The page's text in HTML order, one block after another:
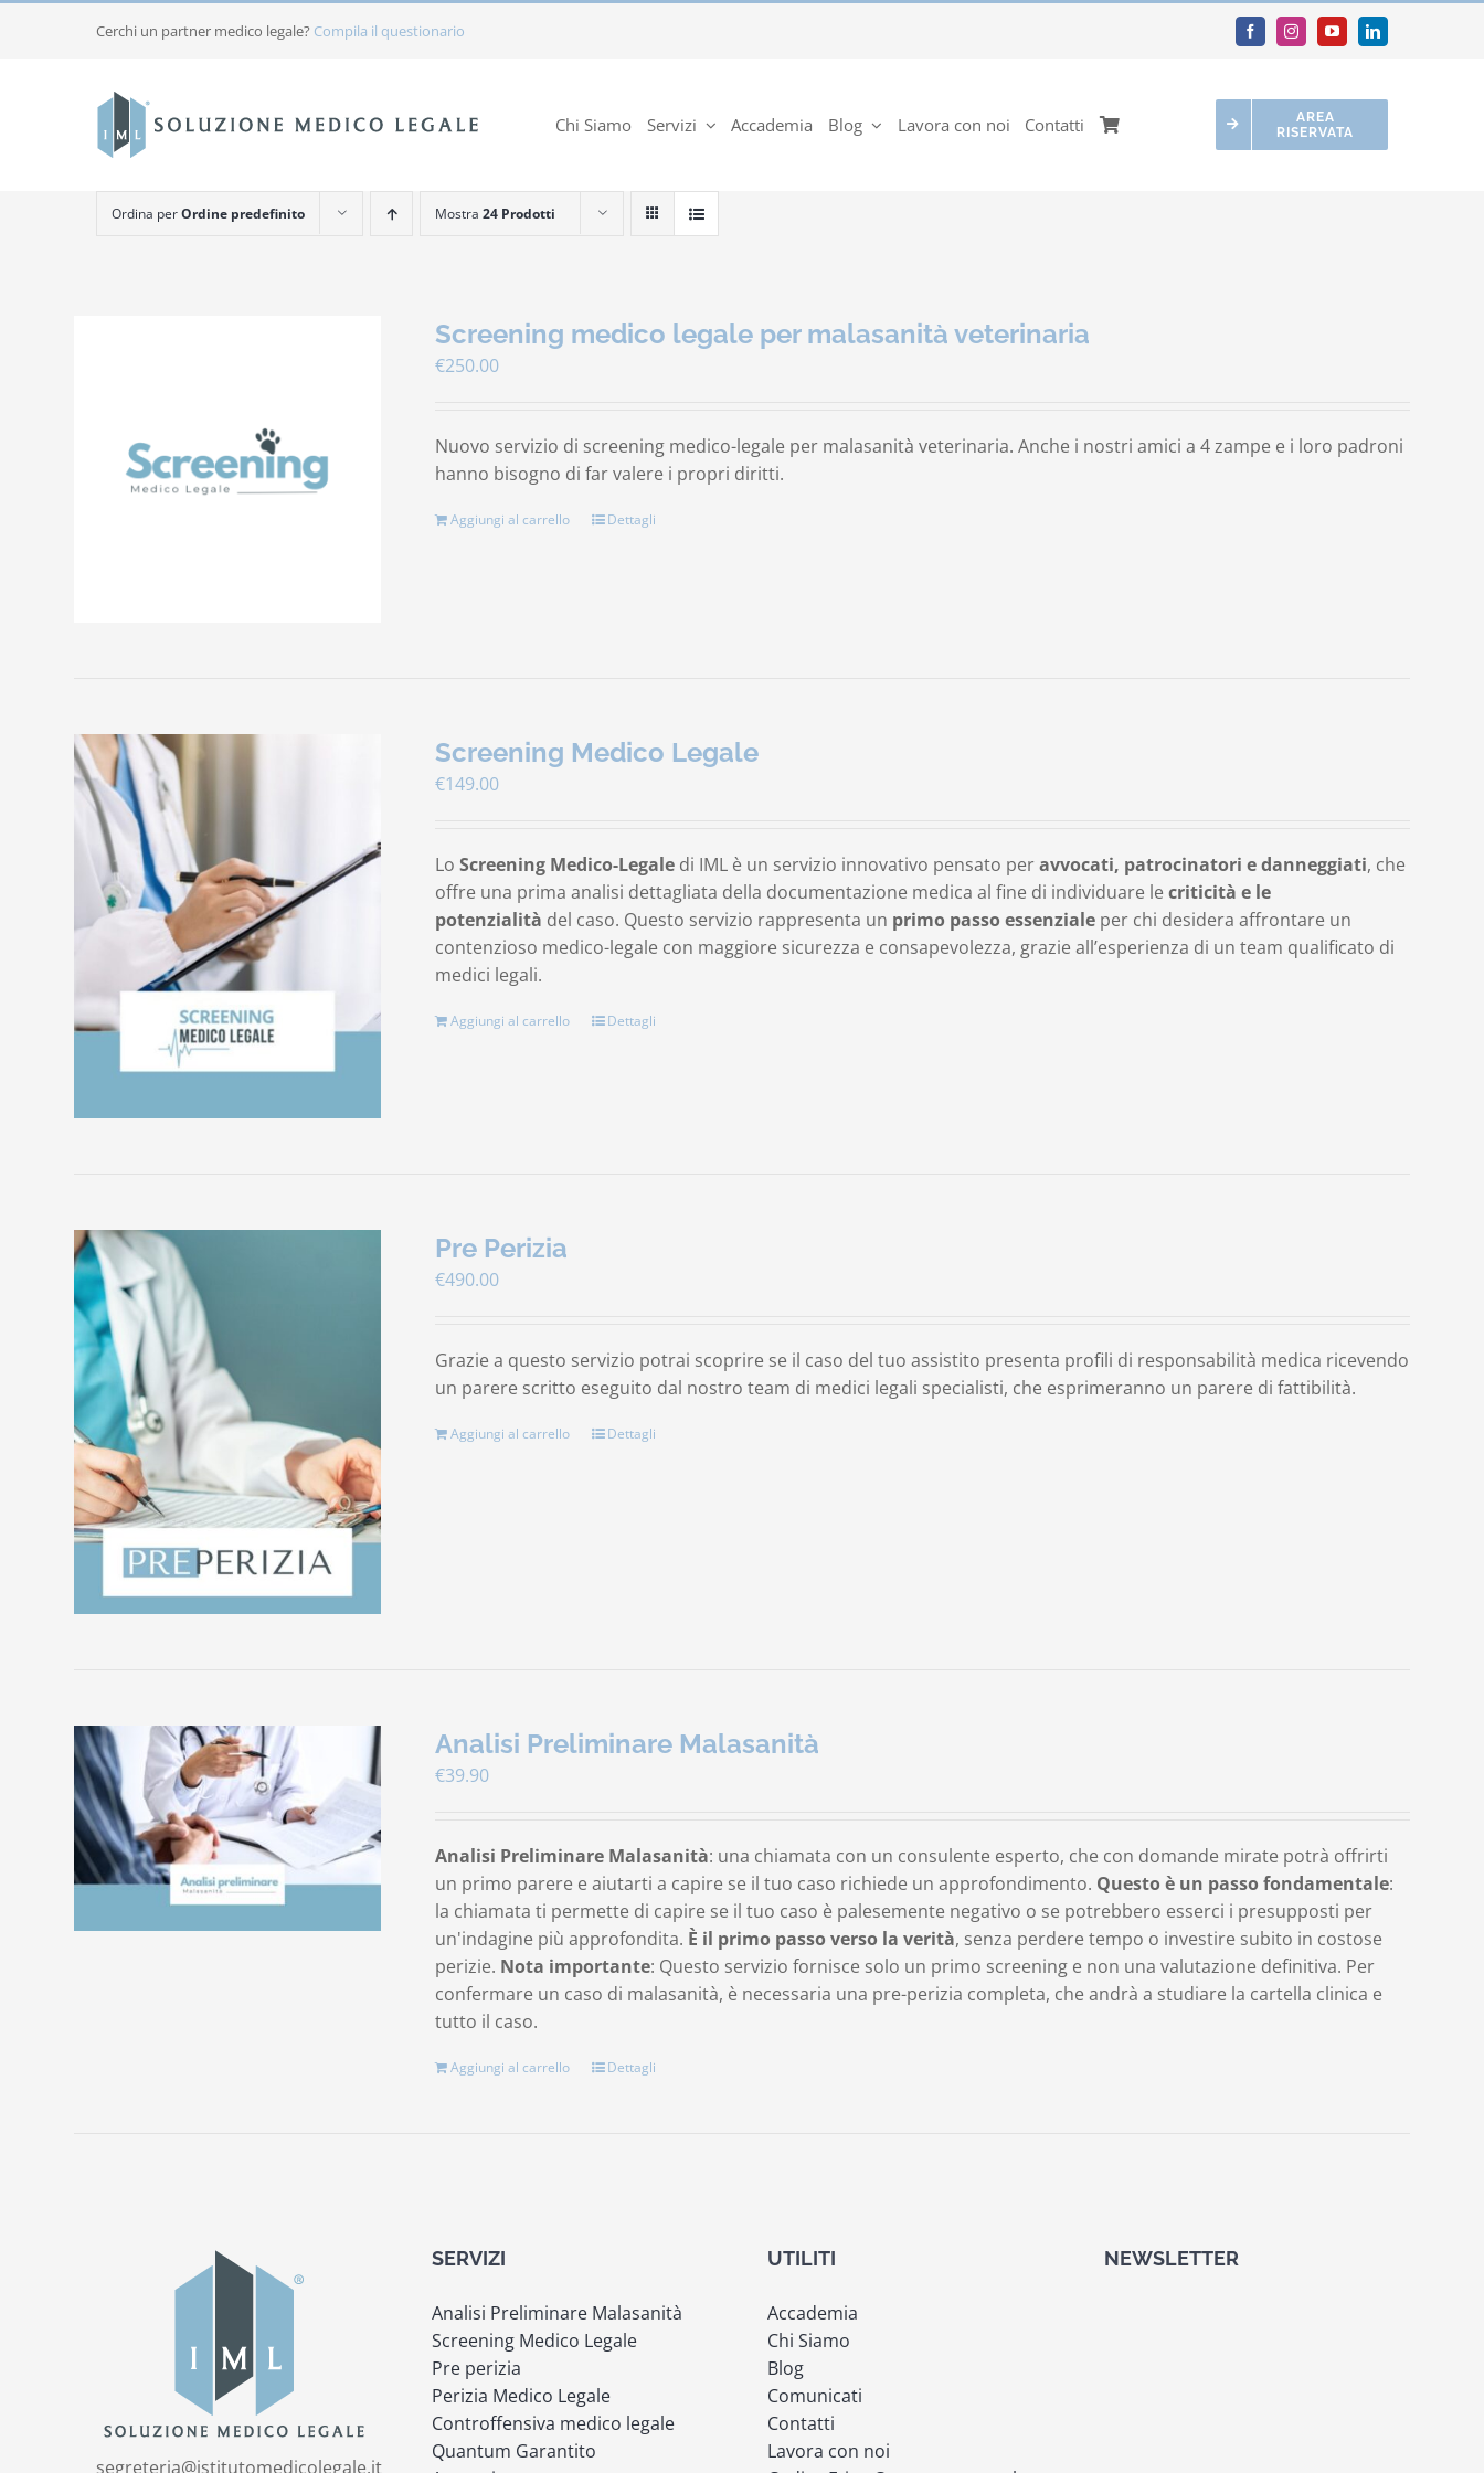
Cerchi un partner medico legale? Compila il questionario
Chi Siamo Servizi Accademia Blog Lavora con noi Contatti
AREA
RISERVATA
Ordina perOrdine predefinito Mostra 24 Prodotti
Screening medico legale per malasanità veterinaria
€250.00
Nuovo servizio di screening medico-legale per malasanità veterinaria. Anche i nostri amici a 4 zampe e i loro padroni
hanno bisogno di far valere i propri diritti.
Aggiungi al carrello Dettagli
Screening Medico Legale
€149.00
Lo Screening Medico-Legaledi IML è un servizio innovativo pensato peravvocati, patrocinatori e danneggiati, che
offre una prima analisi dettagliata della documentazione medica al fine di individuare le criticità e le
potenzialità del caso. Questo servizio rappresenta un primo passo essenzialeper chi desidera affrontare un
contenzioso medico-legale con maggiore sicurezza e consapevolezza, grazie all’esperienza di un team qualificato di
medici legali.
Aggiungi al carrello Dettagli
Pre Perizia
€490.00
Grazie a questo servizio potrai scoprire se il caso del tuo assistito presenta profili di responsabilità medica ricevendo
un parere scritto eseguito dal nostro team di medici legali specialisti, che esprimeranno un parere di fattibilità.
Aggiungi al carrello Dettagli
Analisi Preliminare Malasanità
€39.90
Analisi Preliminare Malasanità: una chiamata con un consulente esperto, che con domande mirate potrà offrirti
un primo parere e aiutarti a capire se il tuo caso richiede un approfondimento. Questo è un passo fondamentale:
la chiamata ti permette di capire se il tuo caso è palesemente negativo o se potrebbero esserci i presupposti per
un'indagine più approfondita. È il primo passo verso la verità, senza perdere tempo o investire subito in costose
perizie. Nota importante: Questo servizio fornisce solo un primo screening e non una valutazione definitiva. Per
confermare un caso di malasanità, è necessaria una pre-perizia completa, che andrà a studiare la cartella clinica e
tutto il caso.
Aggiungi al carrello Dettagli
segreteria@istitutomedicolegale.it
SERVIZI
Analisi Preliminare Malasanità
Screening Medico Legale
Pre perizia
Perizia Medico Legale
Controffensiva medico legale
Quantum Garantito
UTILITI
Accademia
Chi Siamo
Blog
Comunicati
Contatti
Lavora con noi
NEWSLETTER